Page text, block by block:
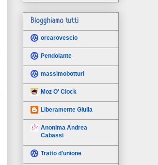
Blogghiamo tutti
orearovescio
Pendolante
massimobotturi
Moz O' Clock
Liberamente Giulia
Anonima Andrea
Cabassi
Tratto d'unione